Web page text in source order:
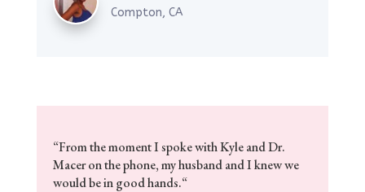
Compton, CA
“From the moment I spoke with Kyle and Dr.
Macer on the phone, my husband and I knew we
would be in good hands.“